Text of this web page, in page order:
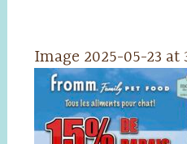
Image 2025-05-23 at